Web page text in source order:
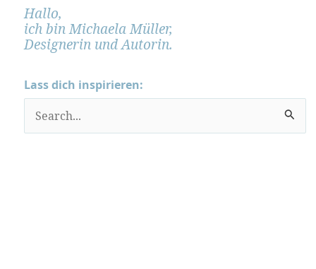
Hallo,
ich bin Michaela Müller,
Designerin und Autorin.
Lass dich inspirieren:
u